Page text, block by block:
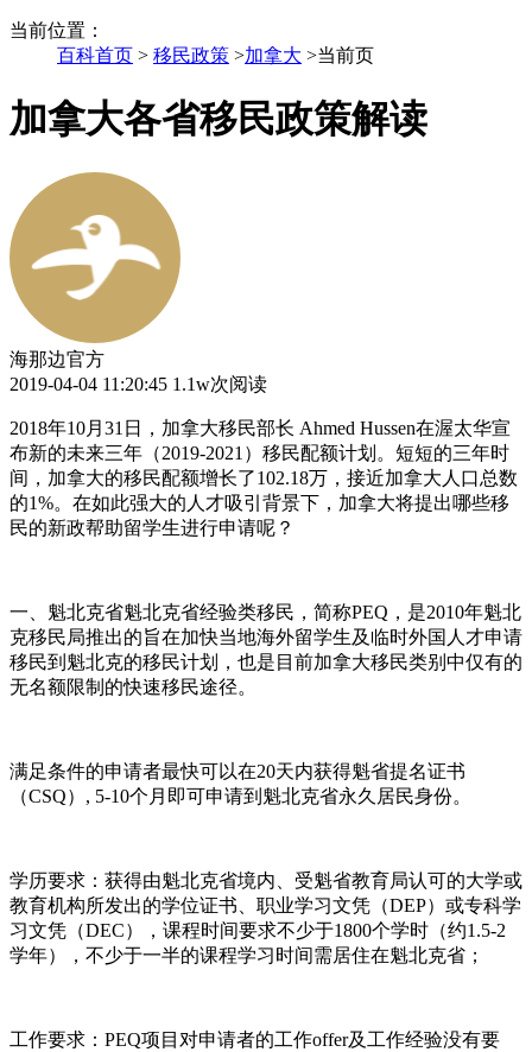
当前位置 ：
百科首页 > 移民政策 >加拿大 >当前页
加拿大各省移民政策解读
海那边官方
2019-04-04 11:20:45 1.1w次阅读
2018年10月31日，加拿大移民部长 Ahmed Hussen在渥太华宣
布新的未来三年（2019-2021）移民配额计划。短短的三年时
间，加拿大的移民配额增长了102.18万，接近加拿大人口总数
的1%。在如此强大的人才吸引背景下，加拿大将提出哪些移
民的新政帮助留学生进行申请呢？
一、魁北克省魁北克省经验类移民，简称PEQ，是2010年魁北
克移民局推出的旨在加快当地海外留学生及临时外国人才申请
移民到魁北克的移民计划，也是目前加拿大移民类别中仅有的
无名额限制的快速移民途径。
满足条件的申请者最快可以在20天内获得魁省提名证书
（CSQ）, 5-10个月即可申请到魁北克省永久居民身份。
学历要求：获得由魁北克省境内、受魁省教育局认可的大学或
教育机构所发出的学位证书、职业学习文凭（DEP）或专科学
习文凭（DEC），课程时间要求不少于1800个学时（约1.5-2
学年），不少于一半的课程学习时间需居住在魁北克省；
工作要求：PEQ项目对申请者的工作offer及工作经验没有要